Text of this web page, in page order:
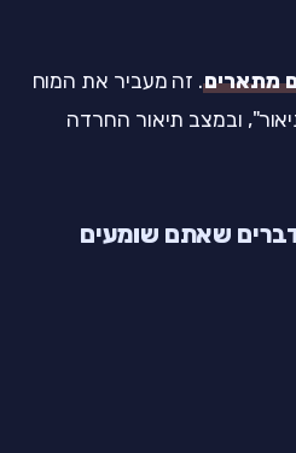
מתארים. זה מעביר את המוח
ובמצב תיאור החרדה